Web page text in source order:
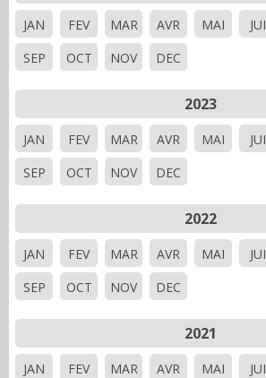
JAN FEV MAR AVR MAI JUI
SEP
OCT NOV DEC
2023
JAN FEV MAR AVR MAI JUI
SEP
OCT NOV DEC
2022
JAN FEV MAR AVR MAI JUI
SEP
OCT NOV DEC
2021
JAN FEV MAR AVR MAI JUI